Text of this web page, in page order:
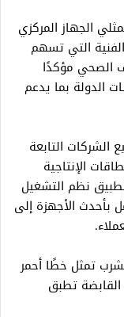
الجهاز المركزي
التي تسهم
الصحي مؤكدًا
الدولة بما يدعم
الشركات التابعة
الإنتاجية
نظم التشغيل
بأحدث الأجهزة إلى
تمثل خطًا أحمر
تطبق